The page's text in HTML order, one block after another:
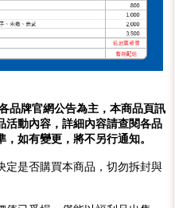
品牌官網公告為主，本商品頁訊
活動內容，詳細內容請查閱各品
如有變更，將不另行通知。
是否購買本商品，切勿拆封與